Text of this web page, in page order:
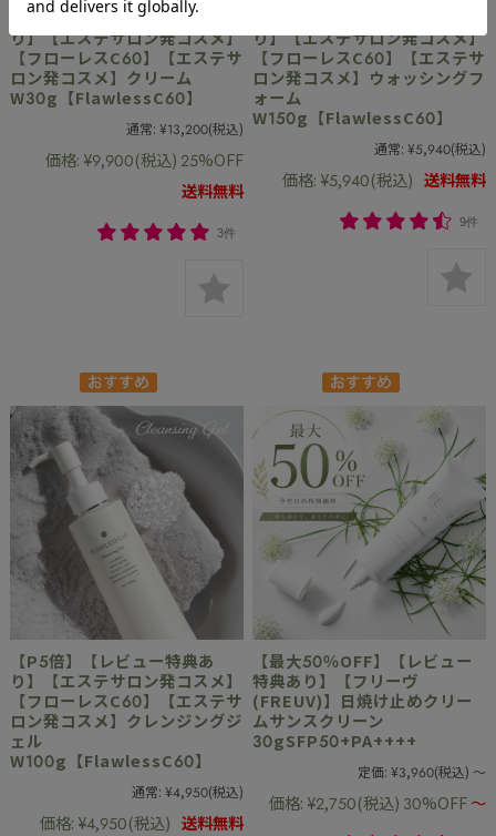
【P5倍】【レビュー特典あ
り】【エステサロン発コスメ】
【フローレスC60】【エステサ
ロン発コスメ】クリーム
W30g【FlawlessC60】
通常: ¥13,200(税込)
価格: ¥9,900(税込) 25%OFF
送料無料
3件
り】【エステサロン発コスメ】
【フローレスC60】【エステサ
ロン発コスメ】ウォッシングフ
ォーム
W150g【FlawlessC60】
通常: ¥5,940(税込)
価格: ¥5,940(税込) 送料無料
9件
【P5倍】【レビュー特典あ
り】【エステサロン発コスメ】
【フローレスC60】【エステサ
ロン発コスメ】クレンジングジ
ェル
W100g【FlawlessC60】
通常: ¥4,950(税込)
価格: ¥4,950(税込) 送料無料
【最大50％OFF】【レビュー
特典あり】【フリーヴ
(FREUV)】日焼け止めクリー
ムサンスクリーン
30gSFP50+PA++++
定価: ¥3,960(税込) ～
価格: ¥2,750(税込) 30%OFF～